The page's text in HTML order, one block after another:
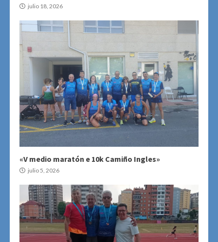
julio 18, 2026
«V medio maratón e 10k Camiño Ingles»
julio 5, 2026